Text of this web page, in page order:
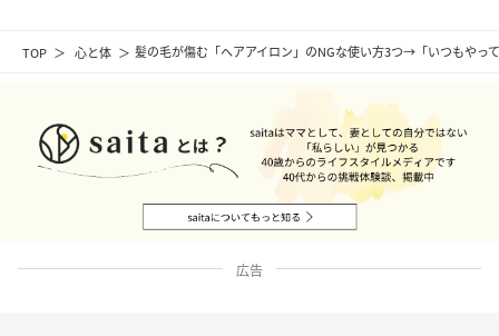
TOP 心と体 髪の毛が傷む「ヘアアイロン」のNGな使い方3つ→「いつもやっ
広告